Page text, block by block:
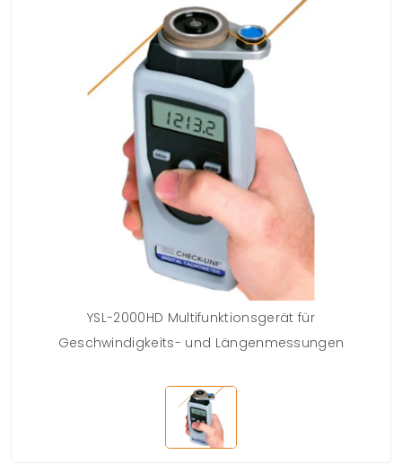
YSL-2000HD Multifunktionsgerät für
Geschwindigkeits- und Längenmessungen